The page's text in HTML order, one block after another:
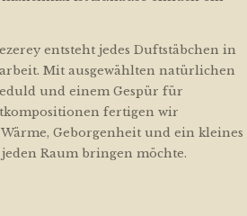
entsteht jedes Duftstäbchen in
Mit ausgewählten natürlichen
und einem Gespür für
fertigen wir
Geborgenheit und ein kleines
Raum bringen möchte.